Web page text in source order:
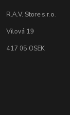
R.A.V. Store s.r.o.
Vilová 19
417 05 OSEK